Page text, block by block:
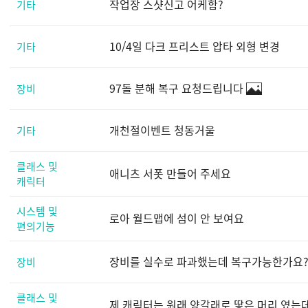
기타 작업장 스샷신고 어케함?
기타 10/4일 다크 프리스트 압타 외형 변경
장비 97돌 분해 복구 요청드립니다
기타 개천절이벤트 청동거울
클래스 및
캐릭터
애니츠 서폿 만들어 주세요
시스템 및
편의기능
로아 월드맵에 섬이 안 보여요
장비 장비를 실수로 파과했는데 복구가능한가요
클래스 및
제 캐릭터는 원래 양갈래로 땋은 머리 였는